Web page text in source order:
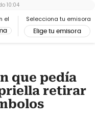
el Selecciona tu emisora
Elige tu emisora
10:04
que pedía
retirar